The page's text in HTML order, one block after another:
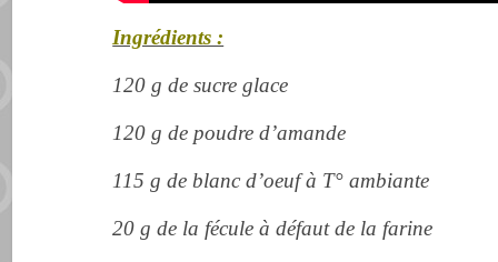
Ingrédients :
120 g de sucre glace
120 g de poudre d’amande
115 g de blanc d’oeuf à T° ambiante
20 g de la fécule à défaut de la farine